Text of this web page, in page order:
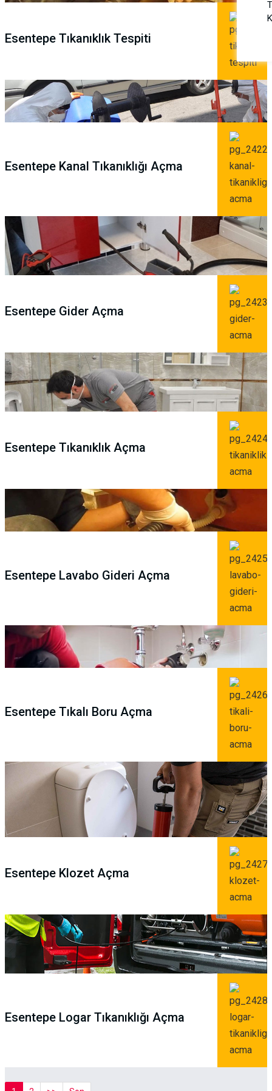
Esentepe Tıkanıklık Tespiti
Esentepe Kanal Tıkanıklığı Açma
Esentepe Gider Açma
Esentepe Tıkanıklık Açma
Esentepe Lavabo Gideri Açma
Esentepe Tıkalı Boru Açma
Esentepe Klozet Açma
Esentepe Logar Tıkanıklığı Açma